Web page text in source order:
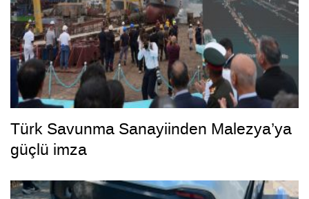
Türk Savunma Sanayiinden Malezya’ya
güçlü imza